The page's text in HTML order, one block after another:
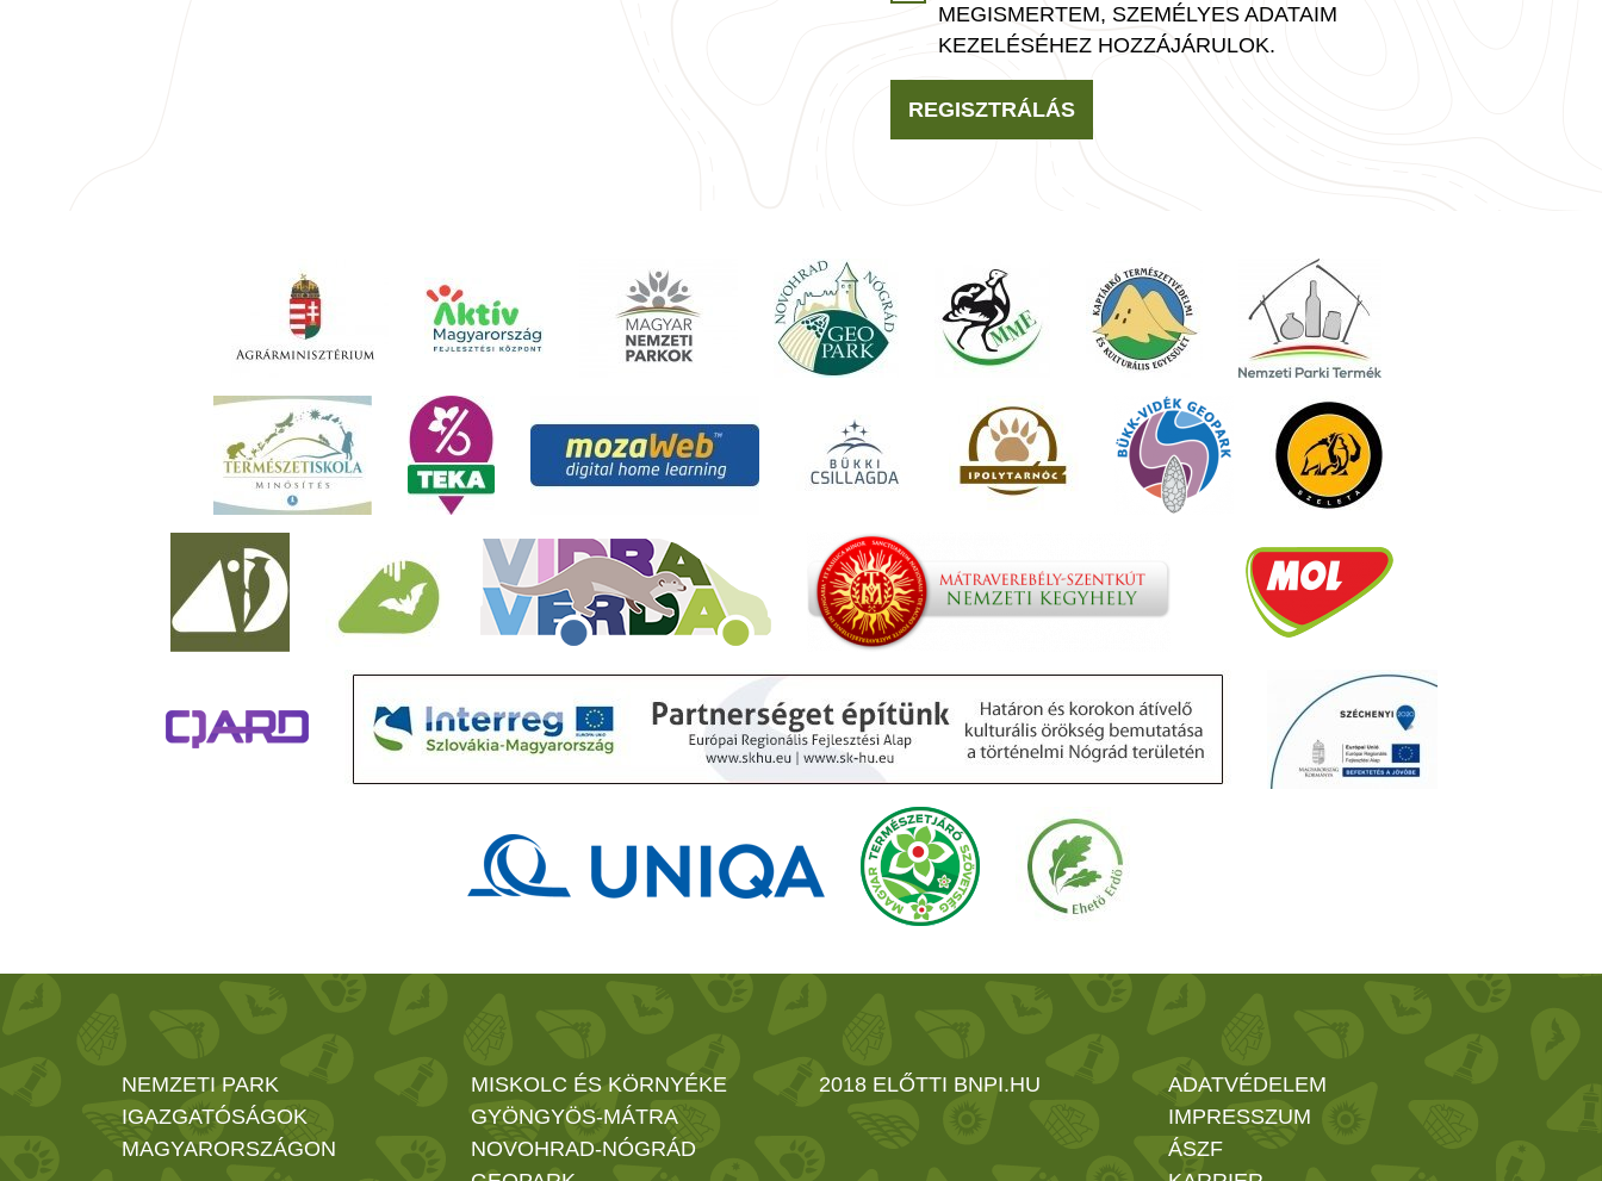
MEGISMERTEM, SZEMÉLYES ADATAIM
KEZELÉSÉHEZ HOZZÁJÁRULOK.
REGISZTRÁLÁS
NEMZETI PARK
IGAZGATÓSÁGOK
MAGYARORSZÁGON
MISKOLC ÉS KÖRNYÉKE
GYÖNGYÖS-MÁTRA
NOVOHRAD-NÓGRÁD
2018 ELŐTTI BNPI.HU
ADATVÉDELEM
IMPRESSZUM
ÁSZF